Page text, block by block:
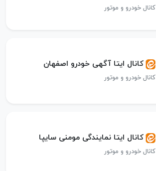
کانال خودرو و موتور
کانال ایتا آگهی خودرو اصفهان
کانال خودرو و موتور
کانال ایتا نمایندگی مومنی سایپا
کانال خودرو و موتور